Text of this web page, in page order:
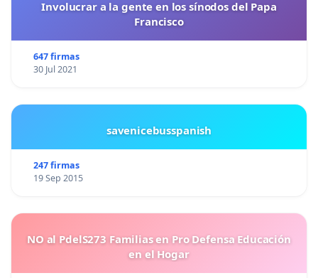
Involucrar a la gente en los sínodos del Papa
Francisco
647 firmas
30 Jul 2021
savenicebusspanish
247 firmas
19 Sep 2015
NO al PdelS273 Familias en Pro Defensa Educación
en el Hogar